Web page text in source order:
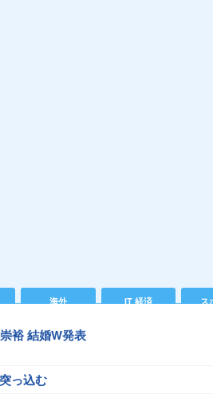
海外 IT 経済 ス
裕 結婚W発表
っ込む